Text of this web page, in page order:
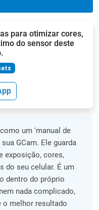
para otimizar cores,
do sensor deste
um 'manual de
GCam. Ele guarda
exposição, cores,
do seu celular. É um
dentro do próprio
nada complicado,
o melhor resultado